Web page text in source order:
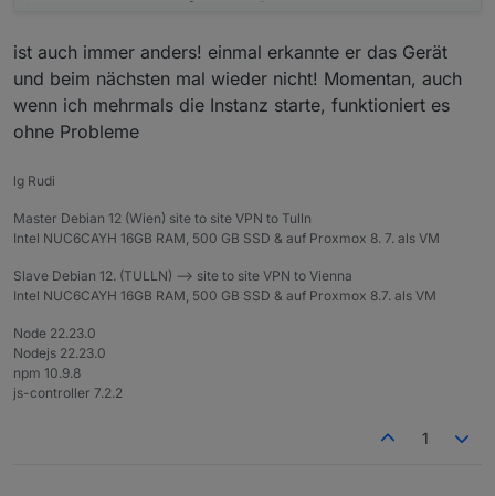
ist auch immer anders! einmal erkannte er das Gerät
und beim nächsten mal wieder nicht! Momentan, auch
wenn ich mehrmals die Instanz starte, funktioniert es
ohne Probleme
lg Rudi
Master Debian 12 (Wien) site to site VPN to Tulln
Intel NUC6CAYH 16GB RAM, 500 GB SSD & auf Proxmox 8. 7. als VM
Slave Debian 12. (TULLN) --> site to site VPN to Vienna
Intel NUC6CAYH 16GB RAM, 500 GB SSD & auf Proxmox 8.7. als VM
Node 22.23.0
Nodejs 22.23.0
npm 10.9.8
js-controller 7.2.2
1